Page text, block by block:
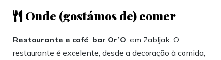
Onde (gostámos de) comer
Restaurante e café-bar Or’O , em Zabljak. O
restaurante é excelente, desde a decoração à comida,